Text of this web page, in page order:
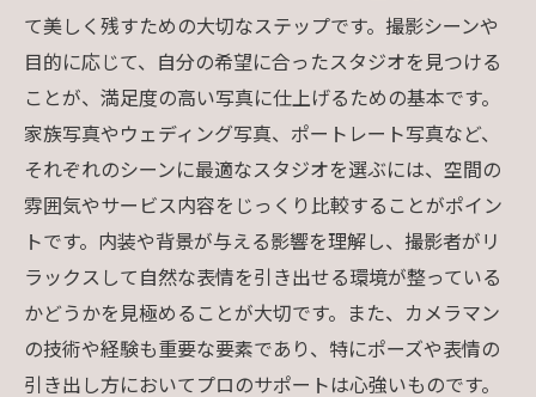
て美しく残すための大切なステップです。撮影シーンや
目的に応じて、自分の希望に合ったスタジオを見つける
ことが、満足度の高い写真に仕上げるための基本です。
家族写真やウェディング写真、ポートレート写真など、
それぞれのシーンに最適なスタジオを選ぶには、空間の
雰囲気やサービス内容をじっくり比較することがポイン
トです。内装や背景が与える影響を理解し、撮影者がリ
ラックスして自然な表情を引き出せる環境が整っている
かどうかを見極めることが大切です。また、カメラマン
の技術や経験も重要な要素であり、特にポーズや表情の
引き出し方においてプロのサポートは心強いものです。